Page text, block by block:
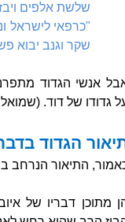
שלשת אלפים
"כרפאי לישראל
שקר וגנב יבוא
אנשי הגדוד
גדודו של דוד.
הגדוד
התיאור הנרחב
מתוכן דבריו של